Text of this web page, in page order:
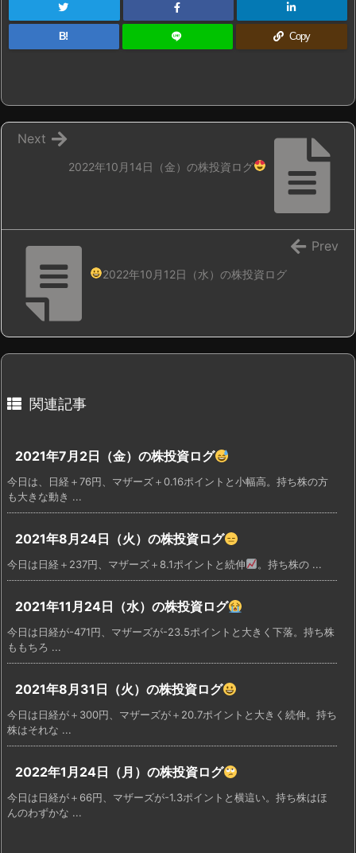
B! Copy
2022年10月14日（金）の株投資ログ
Next
2022年10月12日（水）の株投資ログ
Prev
関連記事
2021年7月2日（金）の株投資ログ
今日は、日経＋76円、マザーズ＋0.16ポイントと小幅高。持ち株の方
も大きな動き ...
2021年8月24日（火）の株投資ログ
今日は日経＋237円、マザーズ＋8.1ポイントと続伸 。持ち株の ...
2021年11月24日（水）の株投資ログ
今日は日経が-471円、マザーズが-23.5ポイントと大きく下落。持ち株
ももちろ ...
2021年8月31日（火）の株投資ログ
今日は日経が＋300円、マザーズが＋20.7ポイントと大きく続伸。持ち
株はそれな ...
2022年1月24日（月）の株投資ログ
今日は日経が＋66円、マザーズが-1.3ポイントと横這い。持ち株はほ
んのわずかな ...